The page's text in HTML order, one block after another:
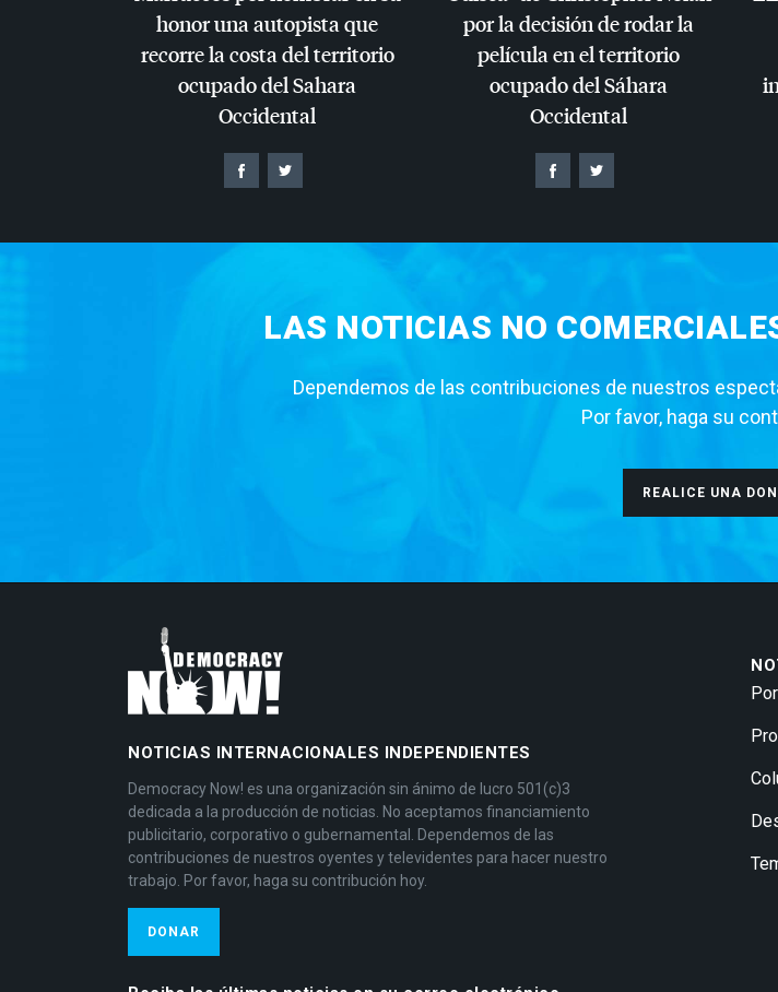
honor una autopista que
recorre la costa del territorio
ocupado del Sahara
Occidental
por la decisión de rodar la
película en el territorio
ocupado del Sáhara
Occidental
LAS NOTICIAS NO
Dependemos de las contribuciones de nuestros
Por favor, haga su
REALICE UNA
NOTICIAS INTERNACIONALES INDEPENDIENTES
Democracy Now! es una organización sin ánimo de lucro 501(c)3
dedicada a la producción de noticias. No aceptamos financiamiento
publicitario, corporativo o gubernamental. Dependemos de las
contribuciones de nuestros oyentes y televidentes para hacer nuestro
trabajo. Por favor, haga su contribución hoy.
DONAR